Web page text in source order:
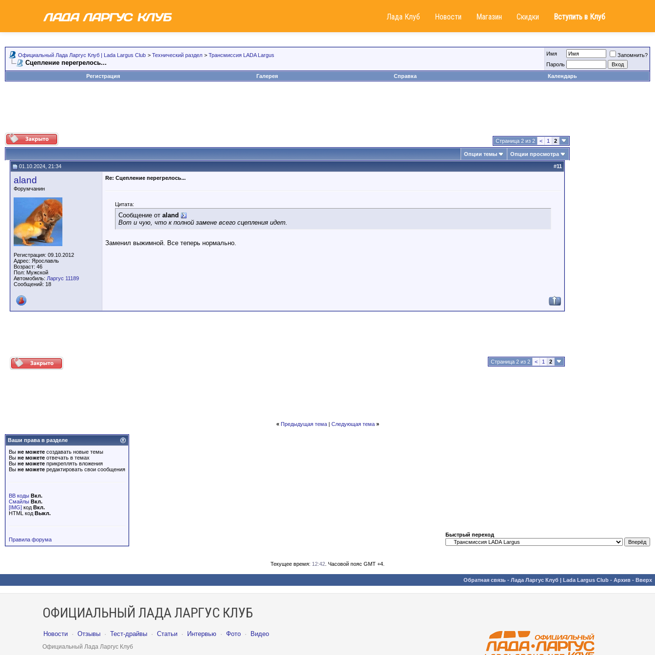
Лада Клуб Новости Магазин Скидки Вступить в Клуб
Официальный Лада Ларгус Клуб | Lada Largus Club > Технический раздел > Трансмиссия LADA Largus
Сцепление перегрелось...
Имя
Запомнить?
Пароль
Регистрация
Галерея Справка Календарь
Страница 2 из 2 < 1 2
Опции темы Опции просмотра
01.10.2024, 21:34 #11
aland
Форумчанин
Регистрация: 09.10.2012
Адрес: Ярославль
Возраст: 46
Пол: Мужской
Автомобиль: Ларгус 11189
Сообщений: 18
Re: Сцепление перегрелось...
Цитата:
Сообщение от aland
Вот и чую, что к полной замене всего сцепления идет.
Заменил выжимной. Все теперь нормально.
Страница 2 из 2 < 1 2
« Предыдущая тема| Следующая тема »
Ваши права в разделе
Вы не можете создавать новые темы
Вы не можете отвечать в темах
Вы не можете прикреплять вложения
Вы не можете редактировать свои сообщения
BB коды Вкл.
Смайлы Вкл.
[IMG] код Вкл.
HTML код Выкл.
Правила форума
Быстрый переход
Текущее время: 12:42 . Часовой пояс GMT +4.
Обратная связь - Лада Ларгус Клуб | Lada Largus Club - Архив - Вверх
ОФИЦИАЛЬНЫЙ ЛАДА ЛАРГУС КЛУБ
Новости · Отзывы · Тест-драйвы · Статьи · Интервью · Фото · Видео
Официальный Лада Ларгус Клуб